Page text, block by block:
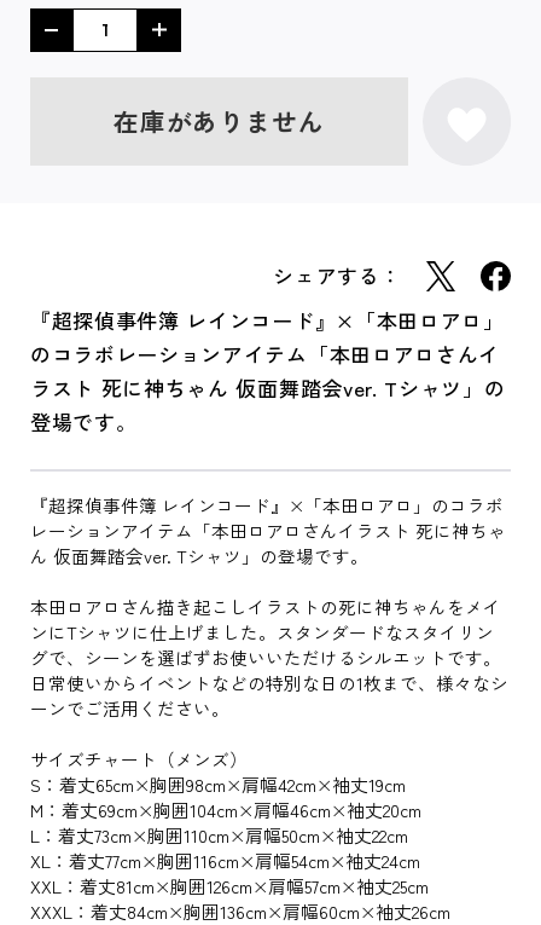
在庫がありません
シェアする：
『超探偵事件簿 レインコード』×「本田ロアロ」
のコラボレーションアイテム「本田ロアロさんイ
ラスト 死に神ちゃん 仮面舞踏会ver. Tシャツ」の
登場です。
『超探偵事件簿 レインコード』×「本田ロアロ」のコラボ
レーションアイテム「本田ロアロさんイラスト 死に神ちゃ
ん 仮面舞踏会ver. Tシャツ」の登場です。
本田ロアロさん描き起こしイラストの死に神ちゃんをメイ
ンにTシャツに仕上げました。スタンダードなスタイリン
グで、シーンを選ばずお使いいただけるシルエットです。
日常使いからイベントなどの特別な日の1枚まで、様々なシ
ーンでご活用ください。
サイズチャート（メンズ）
S：着丈65cm×胸囲98cm×肩幅42cm×袖丈19cm
M：着丈69cm×胸囲104cm×肩幅46cm×袖丈20cm
L：着丈73cm×胸囲110cm×肩幅50cm×袖丈22cm
XL：着丈77cm×胸囲116cm×肩幅54cm×袖丈24cm
XXL：着丈81cm×胸囲126cm×肩幅57cm×袖丈25cm
XXXL：着丈84cm×胸囲136cm×肩幅60cm×袖丈26cm